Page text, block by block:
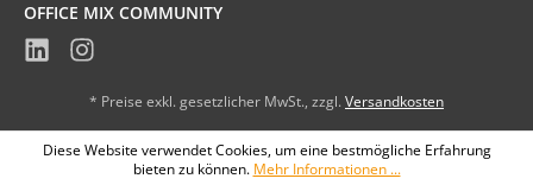
OFFICE MIX COMMUNITY
* Preise exkl. gesetzlicher MwSt., zzgl. Versandkosten
Diese Website verwendet Cookies, um eine bestmögliche Erfahrung
bieten zu können. Mehr Informationen ...